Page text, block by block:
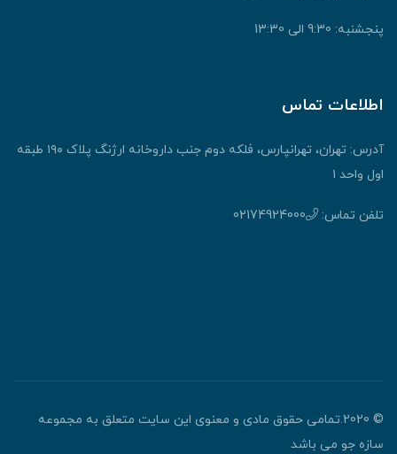
پنجشنبه: 9:30 الی 13:30
اطلاعات تماس
آدرس: تهران، تهرانپارس، فلکه دوم جنب داروخانه ارژنگ پلاک ۱۹۰ طبقه
اول واحد ۱
تلفن تماس: 02174924000
© 2020.تمامی حقوق مادی و معنوی این سایت متعلق به مجموعه
سازه جو می باشد